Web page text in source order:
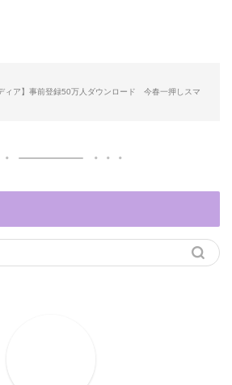
ィア】事前登録50万人ダウンロード 今春一押しスマ